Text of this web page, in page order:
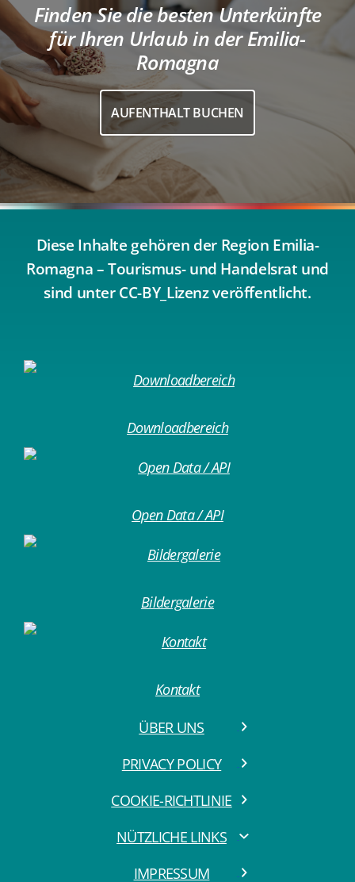
Finden Sie die besten Unterkünfte
für Ihren Urlaub in der Emilia-
Romagna
AUFENTHALT BUCHEN
Diese Inhalte gehören der Region Emilia-
Romagna – Tourismus- und Handelsrat und
sind unter CC-BY_Lizenz veröffentlicht.
Downloadbereich
Open Data / API
Bildergalerie
Kontakt
ÜBER UNS
PRIVACY POLICY
COOKIE-RICHTLINIE
NÜTZLICHE LINKS
IMPRESSUM